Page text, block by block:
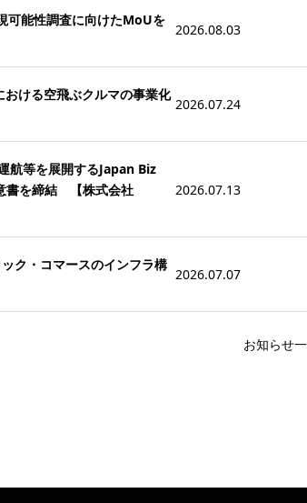
可能性調査に向けたMoUを
2026.08.03
ける空飛ぶクルマの事業化
2026.07.24
航等を展開するJapan Biz
書を締結 【株式会社
2026.07.13
ク・コマースのインフラ構
2026.07.07
お知らせ